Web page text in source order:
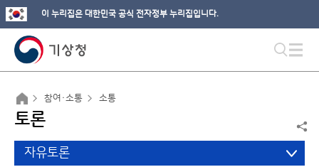
이 누리집은 대한민국 공식 전자정부 누리집입니다.
참여·소통 소통
토론
자유토론